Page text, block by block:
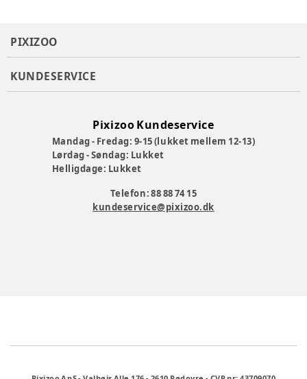
PIXIZOO
KUNDESERVICE
Pixizoo Kundeservice
Mandag - Fredag: 9-15 (lukket mellem 12-13)
Lørdag - Søndag: Lukket
Helligdage: Lukket
Telefon: 88 88 74 15
kundeservice@pixizoo.dk